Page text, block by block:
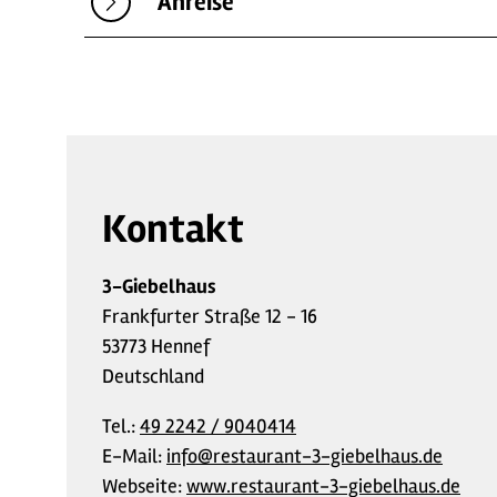
Kontakt
3-Giebelhaus
Frankfurter Straße 12 - 16
53773 Hennef
Deutschland
Tel.:49 2242 / 9040414
E-Mail: info@restaurant-3-giebelhaus.de
Webseite:www.restaurant-3-giebelhaus.de